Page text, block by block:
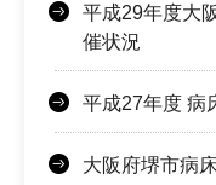
平成29年度大
催状況
平成27年度 病
大阪府堺市病